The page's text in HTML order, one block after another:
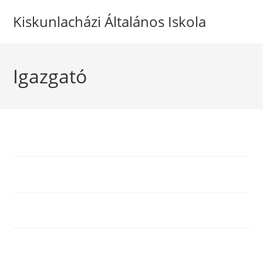
Kiskunlacházi Általános Iskola
Igazgató